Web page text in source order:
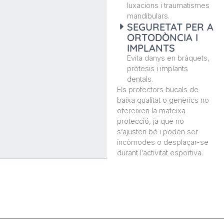
luxacions i traumatismes
mandibulars.
SEGURETAT PER A
ORTODÒNCIA I
IMPLANTS
Evita danys en bràquets,
pròtesis i implants
dentals.
Els protectors bucals de
baixa qualitat o genèrics no
ofereixen la mateixa
protecció, ja que no
s’ajusten bé i poden ser
incòmodes o desplaçar-se
durant l’activitat esportiva.